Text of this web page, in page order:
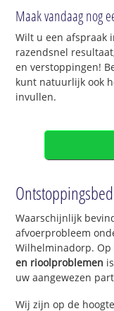
Maak vandaag nog
Wilt u een afspraak
razendsnel
en verstoppingen!
kunt natuurlijk ook
invullen.
Waarschijnlijk
afvoerprobleem
Wilhelminadorp.
en rioolproblemen
uw aangewezen
Wij zijn op de